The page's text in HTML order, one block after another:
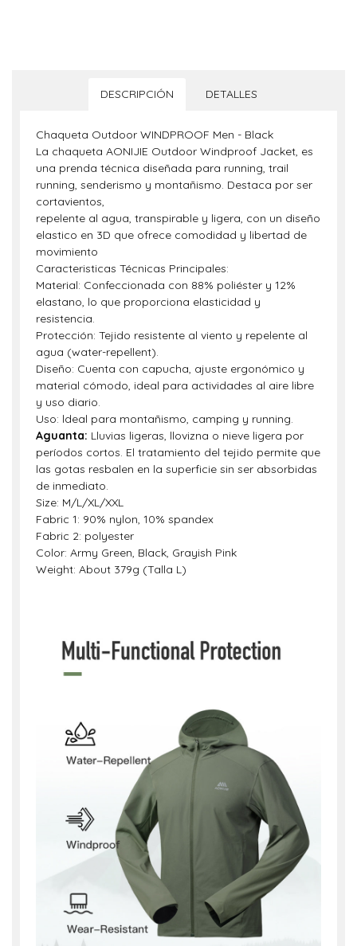
DESCRIPCIÓN DETALLES
Chaqueta Outdoor WINDPROOF Men - Black
La chaqueta AONIJIE Outdoor Windproof Jacket, es
una prenda técnica diseñada para running, trail
running, senderismo y montañismo. Destaca por ser
cortavientos,
repelente al agua, transpirable y ligera, con un diseño
elastico en 3D que ofrece comodidad y libertad de
movimiento
Caracteristicas Técnicas Principales:
Material: Confeccionada con 88% poliéster y 12%
elastano, lo que proporciona elasticidad y
resistencia.
Protección: Tejido resistente al viento y repelente al
agua (water-repellent).
Diseño: Cuenta con capucha, ajuste ergonómico y
material cómodo, ideal para actividades al aire libre
y uso diario.
Uso: ldeal para montañismo, camping y running.
Aguanta: Lluvias ligeras, llovizna o nieve ligera por
períodos cortos. El tratamiento del tejido permite que
las gotas resbalen en la superficie sin ser absorbidas
de inmediato.
Size: M/L/XL/XXL
Fabric 1: 90% nylon, 10% spandex
Fabric 2: polyester
Color: Army Green, Black, Grayish Pink
Weight: About 379g (Talla L)